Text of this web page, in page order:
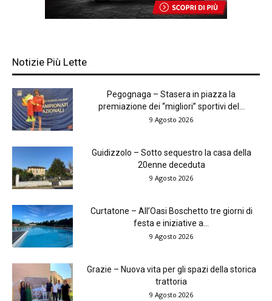
Notizie Più Lette
Pegognaga – Stasera in piazza la
premiazione dei “migliori” sportivi del...
9 Agosto 2026
Guidizzolo – Sotto sequestro la casa della
20enne deceduta
9 Agosto 2026
Curtatone – All’Oasi Boschetto tre giorni di
festa e iniziative a...
9 Agosto 2026
Grazie – Nuova vita per gli spazi della storica
trattoria
9 Agosto 2026